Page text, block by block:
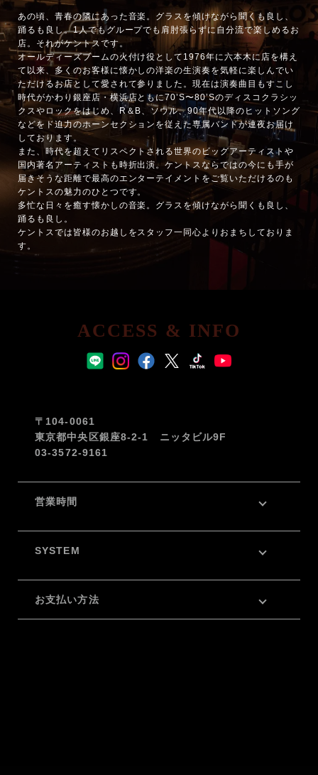
あの頃、青春の隣にあった音楽。グラスを傾けながら聞くも良し、
踊るも良し。1人でもグループでも肩肘張らずに自分流で楽しめるお
店。それがケントスです。
オールディーズブームの火付け役として1976年に六本木に店を構え
て以来、多くのお客様に懐かしの洋楽の生演奏を気軽に楽しんでい
ただけるお店として愛されて参りました。現在は演奏曲目もすこし
時代がかわり銀座店・横浜店ともに70’S〜80’Sのディスコクラシッ
クスやロックをはじめ、R＆B、ソウル、90年代以降のヒットソング
などをド迫力のホーンセクションを従えた専属バンドが連夜お届け
しております。
また、時代を超えてリスペクトされる世界のビッグアーティストや
国内著名アーティストも時折出演。ケントスならではの今にも手が
届きそうな距離で最高のエンターテイメントをご覧いただけるのも
ケントスの魅力のひとつです。
多忙な日々を癒す懐かしの音楽。グラスを傾けながら聞くも良し、
踊るも良し。
ケントスでは皆様のお越しをスタッフ一同心よりおまちしておりま
す。
ACCESS & INFO
〒104-0061
東京都中央区銀座8-2-1 ニッタビル9F
03-3572-9161
営業時間
SYSTEM
お支払い方法